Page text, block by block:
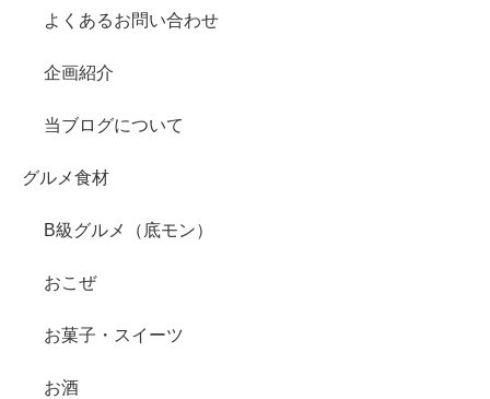
よくあるお問い合わせ
企画紹介
当ブログについて
グルメ食材
B級グルメ（底モン）
おこぜ
お菓子・スイーツ
お酒